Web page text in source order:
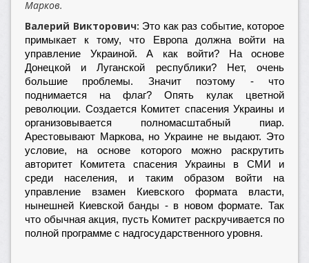
Марков.
Валерий Викторович: Это как раз событие, которое
примыкает к тому, что Европа должна войти на
управление Украиной. А как войти? На основе
Донецкой и Луганской республики? Нет, очень
большие проблемы. Значит поэтому - что
поднимается на флаг? Опять кулак цветной
революции. Создается Комитет спасения Украины и
организовывается полномасштабный пиар.
Арестовывают Маркова, но Украине не выдают. Это
условие, на основе которого можно раскрутить
авторитет Комитета спасения Украины в СМИ и
среди населения, и таким образом войти на
управление взамен Киевского формата власти,
нынешней Киевской банды - в новом формате. Так
что обычная акция, пусть Комитет раскручивается по
полной программе с надгосударственного уровня.